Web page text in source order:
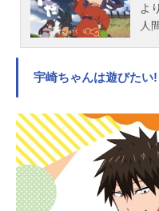
よ
人
は
な
日
い
て
宇崎ちゃんは遊びたい!